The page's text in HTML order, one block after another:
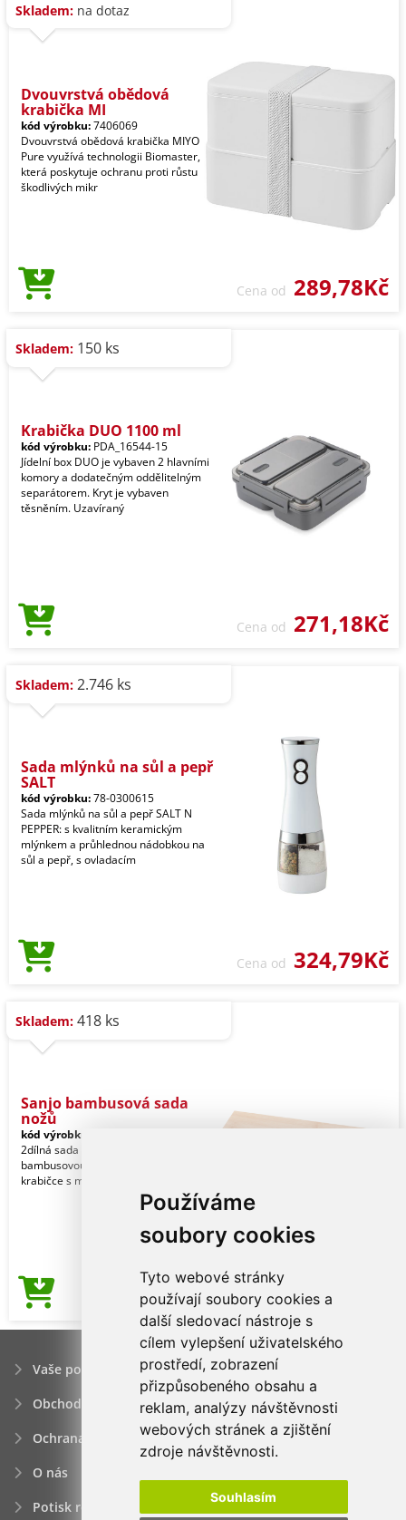
Používáme
soubory cookies
Tyto webové stránky
používají soubory cookies a
další sledovací nástroje s
cílem vylepšení uživatelského
prostředí, zobrazení
přizpůsobeného obsahu a
reklam, analýzy návštěvnosti
webových stránek a zjištění
zdroje návštěvnosti.
Souhlasím
Skladem: na dotaz
Dvouvrstvá obědová
krabička MI
kód výrobku:7406069
Dvouvrstvá obědová krabička MIYO
Pure využívá technologii Biomaster,
která poskytuje ochranu proti růstu
škodlivých mikr
Cena od 289,78Kč
Skladem: 150 ks
Krabička DUO 1100 ml
kód výrobku: PDA_16544-15
Jídelní box DUO je vybaven 2 hlavními
komory a dodatečným oddělitelným
separátorem. Kryt je vybaven
těsněním. Uzavíraný
Cena od 271,18Kč
Skladem: 2.746 ks
Sada mlýnků na sůl a pepř
SALT
kód výrobku:78-0300615
Sada mlýnků na sůl a pepř SALT N
PEPPER: s kvalitním keramickým
mlýnkem a průhlednou nádobkou na
sůl a pepř, s ovladacím
Cena od 324,79Kč
Skladem: 418 ks
Sanjo bambusová sada
nožů
kód výrobku:
2dílná sada nožů z nerezové oceli s
bambusovou rukojetí. V bambusové
krabičce s magnetickým uzávěrem.
Cena od263,75Kč
Vaše poptávka
Obchodní podmínky
Ochrana osobních údajú
O nás
Potisk reklamních předmětů